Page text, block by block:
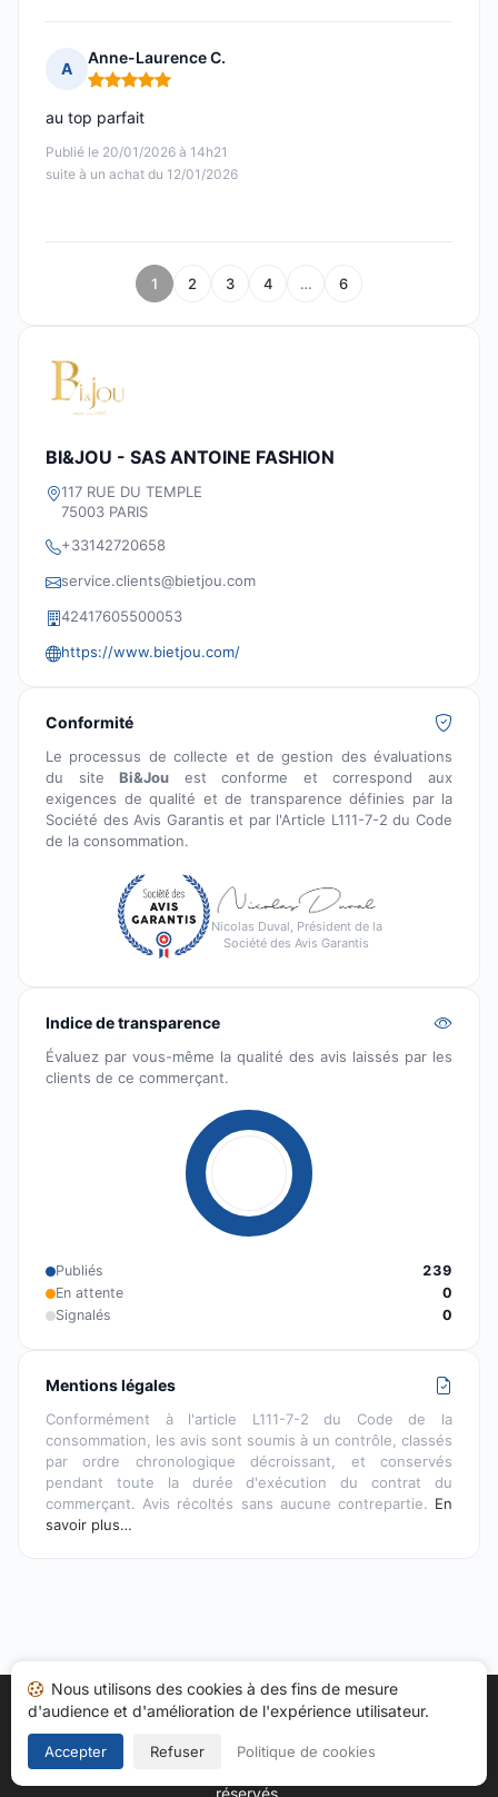
A
Anne-Laurence C.
Note : 5 sur 5
Publié le 20/01/2026 à 14h21
suite à un achat du 12/01/2026
au top parfait
1 2 3 4 … 6
BI&JOU - SAS ANTOINE FASHION
117 RUE DU TEMPLE
75003 PARIS
+33142720658
service.clients@bietjou.com
42417605500053
https://www.bietjou.com/
Conformité
Le processus de collecte et de gestion des évaluations
du siteBi&Jou est conforme et correspond aux
exigences de qualité et de transparence définies par la
Société des Avis Garantis et par l'Article L111-7-2 du Code
de la consommation.
Nicolas Duval, Président de la
Société des Avis Garantis
Indice de transparence
Évaluez par vous-même la qualité des avis laissés par les
clients de ce commerçant.
Publiés
239
En attente
0
Signalés
0
Mentions légales
Conformément à l'article L111-7-2 du Code de la
consommation, les avis sont soumis à un contrôle, classés
par ordre chronologique décroissant, et conservés
pendant toute la durée d'exécution du contrat du
commerçant. Avis récoltés sans aucune contrepartie. En
savoir plus…
Accueil Mes avis Catégories CGU
Cookies
Politique de confidentialité
Copyright © 2026
réservés.
Nous utilisons des cookies à des fins de mesure
d'audience et d'amélioration de l'expérience utilisateur.
Accepter Refuser Politique de cookies